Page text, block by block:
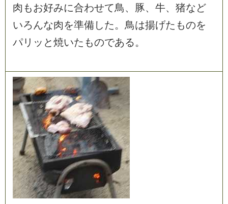
肉 も お好みに合わせて鳥、 豚、 牛、 猪など
いろんな肉を準備した。 鳥は揚げた ものを
パリ ッ と焼いた ものである。